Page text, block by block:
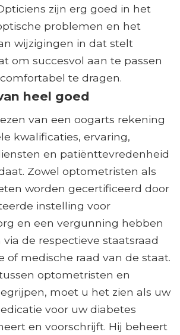
zijn erg goed in het
problemen en het
wijzigingen in dat stelt
om succesvol aan te passen
te dragen.
heel goed
van een oogarts rekening
kwalificaties, ervaring,
en patiënttevredenheid
Zowel optometristen als
worden gecertificeerd door
instelling voor
en een vergunning hebben
de respectieve staatsraad
of medische raad van de staat.
optometristen en
moet u het zien als uw
voor uw diabetes
en voorschrijft. Hij beheert